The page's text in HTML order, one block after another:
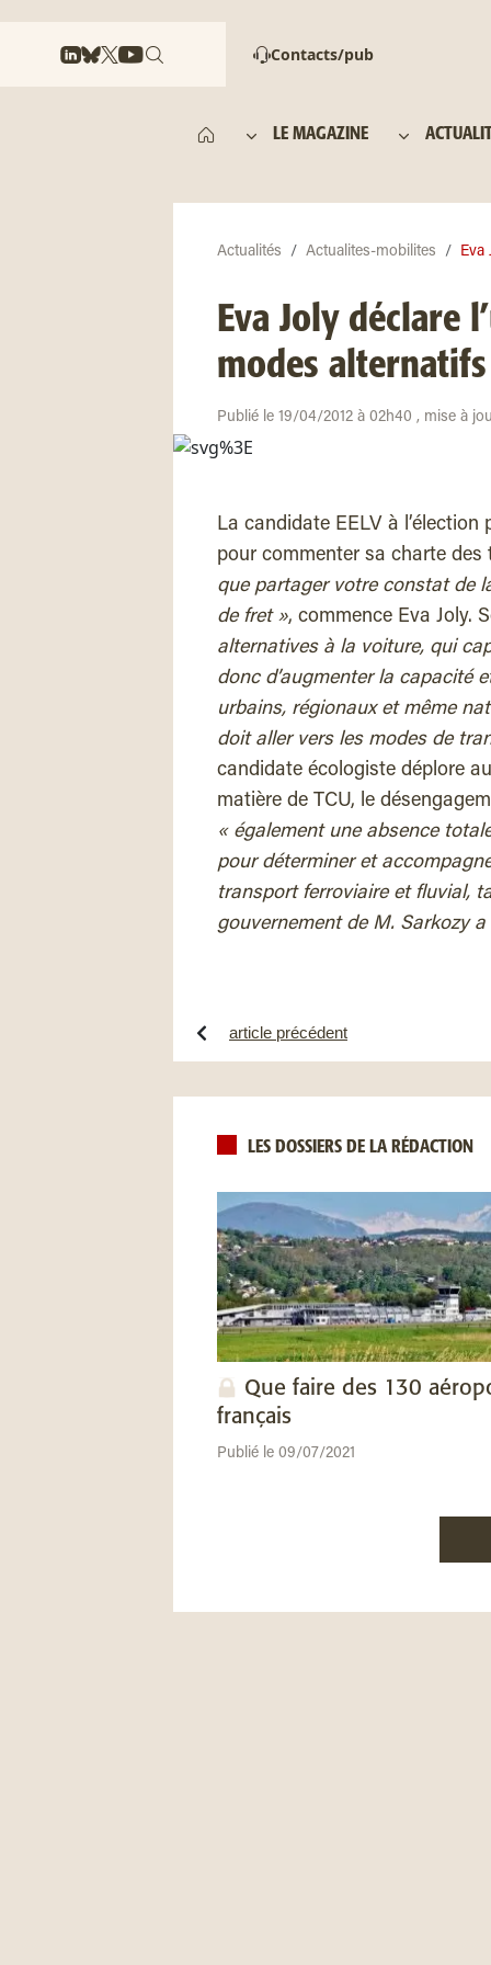
Contacts/pub
LE MAGAZINE
Actualités Actualites-mobilites Eva
Eva Joly déclare
modes alternatifs
Publié le 19/04/2012 à 02h40 , mise à
La candidate EELV à l’élection
pour commenter sa charte
que partager votre constat de
de fret », commence Eva Joly.
alternatives à la voiture, qui
donc d’augmenter la capacité
urbains, régionaux et même
doit aller vers les modes de
candidate écologiste déplore
matière de TCU, le
« également une absence
pour déterminer et
transport ferroviaire et fluvial,
gouvernement de M. Sarkozy
article précédent
LES DOSSIERS DE LA RÉDACTION
Que faire des 130
français
Publié le 09/07/2021